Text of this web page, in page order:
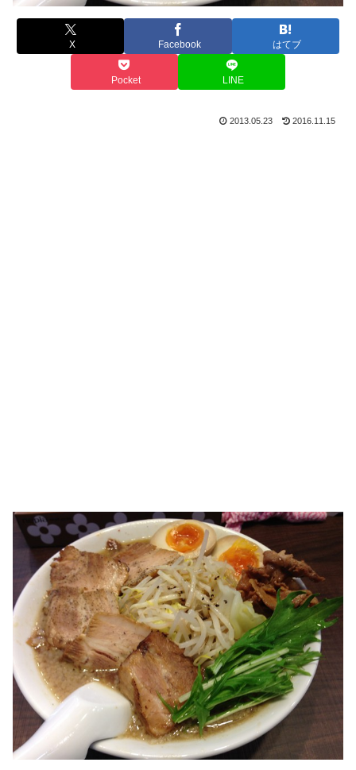
X Facebook はてブ
Pocket LINE
2013.05.23 2016.11.15